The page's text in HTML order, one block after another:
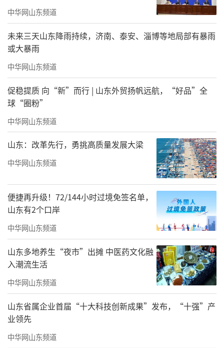
2024年5月9日，货轮在山东港口青岛港全自动化码头装卸集装箱。
新华社发（俞方平 摄）
在山东港口青岛港前湾港区南岸，满载货
物的巨轮缓缓停靠在无人值守的码头。码头
上，自动化桥吊巍然屹立，自动导引车往来穿
梭，自动化轨道吊快速运转，重达数十吨的集
装箱被轻巧抓起、精准堆码。
这是2024年4月15日拍摄的山东港口青岛港前湾港区集装箱堆场
（无人机照片）。新华社记者 李小波 摄
“自动化码头通过指令来驱动作业，不需
要人在现场，比传统码头节省70%的人员配
中华网山东频道
未来三天山东降雨持续，济南、泰安、淄博等地局部有暴雨
或大暴雨
中华网山东频道
促稳提质 向“新”而行 | 山东外贸扬帆远航，“好品”全
球“圈粉”
中华网山东频道
山东：改革先行，勇挑高质量发展大梁
中华网山东频道
便捷再升级！72/144小时过境免签名单，
山东有2个口岸
中华网山东频道
山东多地养生“夜市”出摊 中医药文化融
入潮流生活
中华网山东频道
山东省属企业首届“十大科技创新成果”发布，“十强”产
业领先
中华网山东频道